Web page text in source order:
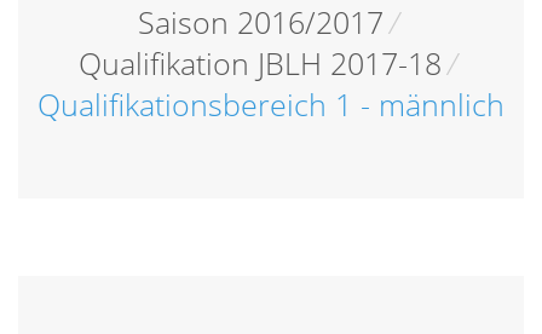
Saison 2016/2017/
Qualifikation JBLH 2017-18/
Qualifikationsbereich 1 - männlich